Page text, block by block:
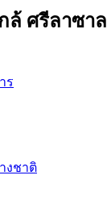
ล้ ศรีลาซาล
ร
งชาติ